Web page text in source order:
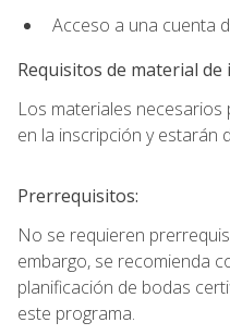
Acceso a una cuenta
Requisitos de material de
Los materiales
en la inscripción y estarán
Prerrequisitos:
No se requieren
embargo, se recomienda
planificación de bodas
este programa.